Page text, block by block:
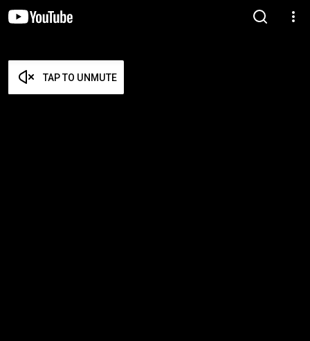
TAP TO UNMUTE